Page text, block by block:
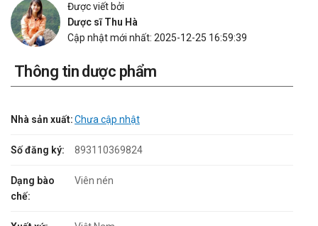
Được viết bởi
Dược sĩ Thu Hà
Cập nhật mới nhất: 2025-12-25 16:59:39
Thông tin dược phẩm
Nhà sản xuất:Chưa cập nhật
Số đăng ký: 893110369824
Dạng bào
chế:
Viên nén